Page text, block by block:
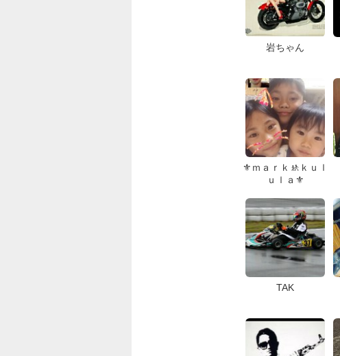
岩ちゃん
⚜️ｍａｒｋ🚸ｋｕｌ
ｕｌａ⚜️
TAK